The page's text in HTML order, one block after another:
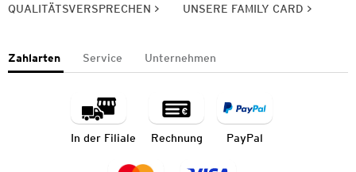
QUALITÄTSVERSPRECHEN UNSERE FAMILY CARD
Zahlarten Service Unternehmen
In der Filiale Rechnung PayPal